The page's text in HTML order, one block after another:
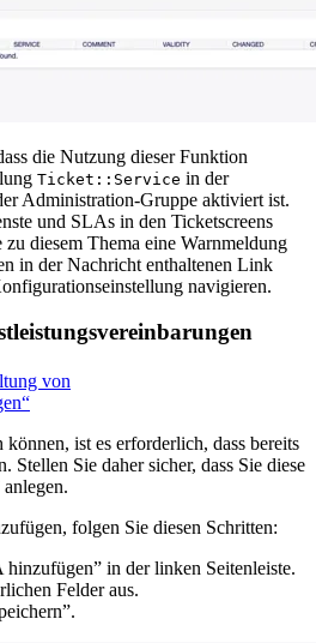
die Nutzung dieser Funktion
Ticket::Service in der
Administration-Gruppe aktiviert ist.
und SLAs in den Ticketscreens
diesem Thema eine Warnmeldung
in der Nachricht enthaltenen Link
navigieren.
von
ist es erforderlich, dass bereits
Stellen Sie daher sicher, dass Sie diese
folgen Sie diesen Schritten:
in der linken Seitenleiste.
Felder aus.